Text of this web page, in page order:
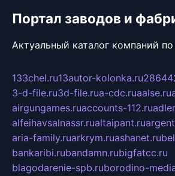
Портал заводов и
Актуальный каталог компаний
133chel.ru13autor-kolonka.ru
3-d-file.ru3d-file.rua-cdc.ruaalse.ru
airgungames.ruaccounts-112.ru
alfeihavsalnassr.rualtaipant.ru
aria-family.ruarkrym.ruashanet.ru
bankaribi.rubandamn.rubigfatcc.ru
blagodarenie-spb.ruborodino-